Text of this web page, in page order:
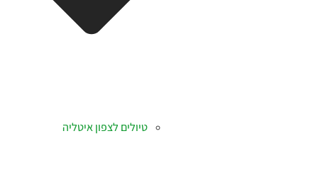
טיולים לצפון איטליה